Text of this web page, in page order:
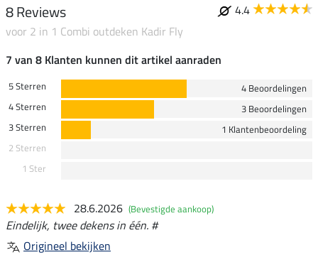
8 Reviews
4.4
voor 2 in 1 Combi outdeken Kadir Fly
7 van 8 Klanten kunnen dit artikel aanraden
5 Sterren
4 Beoordelingen
4 Sterren
3 Beoordelingen
3 Sterren
1 Klantenbeoordeling
2 Sterren
1 Ster
28.6.2026 (Bevestigde aankoop)
Eindelijk, twee dekens in één. #
Origineel bekijken